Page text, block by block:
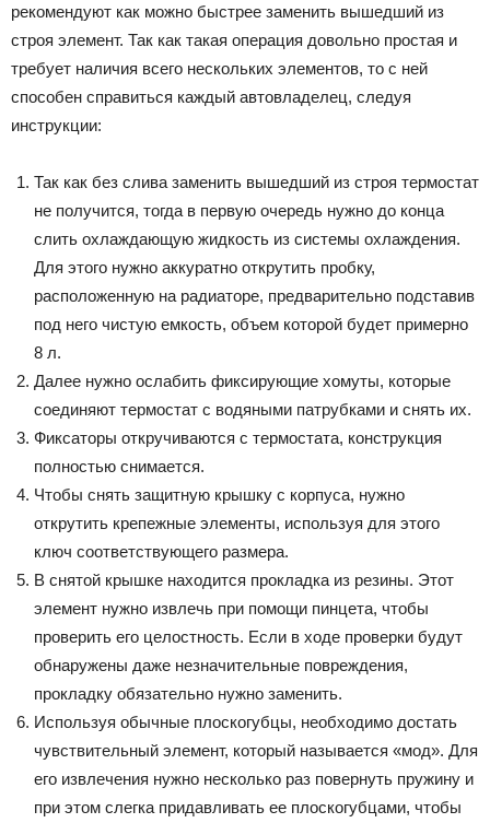
рекомендуют как можно быстрее заменить вышедший из
строя элемент. Так как такая операция довольно простая и
требует наличия всего нескольких элементов, то с ней
способен справиться каждый автовладелец, следуя
инструкции:
Так как без слива заменить вышедший из строя термостат
не получится, тогда в первую очередь нужно до конца
слить охлаждающую жидкость из системы охлаждения.
Для этого нужно аккуратно открутить пробку,
расположенную на радиаторе, предварительно подставив
под него чистую емкость, объем которой будет примерно
8 л.
Далее нужно ослабить фиксирующие хомуты, которые
соединяют термостат с водяными патрубками и снять их.
Фиксаторы откручиваются с термостата, конструкция
полностью снимается.
Чтобы снять защитную крышку с корпуса, нужно
открутить крепежные элементы, используя для этого
ключ соответствующего размера.
В снятой крышке находится прокладка из резины. Этот
элемент нужно извлечь при помощи пинцета, чтобы
проверить его целостность. Если в ходе проверки будут
обнаружены даже незначительные повреждения,
прокладку обязательно нужно заменить.
Используя обычные плоскогубцы, необходимо достать
чувствительный элемент, который называется «мод». Для
его извлечения нужно несколько раз повернуть пружину и
при этом слегка придавливать ее плоскогубцами, чтобы